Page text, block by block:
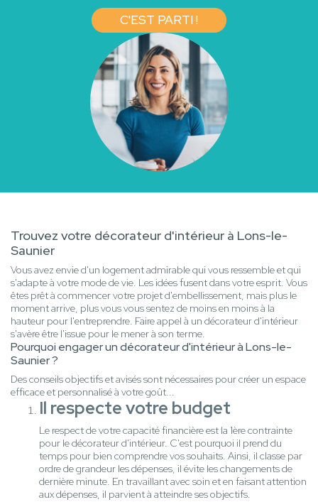
C'EST PARTI !
Trouvez votre décorateur d'intérieur à Lons-le-
Saunier
Vous avez envie d'un logement admirable qui vous ressemble et qui
s'adapte à votre mode de vie. Les idées fusent dans votre esprit. Vous
êtes prêt à commencer votre projet d'embellissement, mais plus le
moment arrive, plus vous vous sentez de moins en moins à la
hauteur pour l'entreprendre. Faire appel à un décorateur d'intérieur
s'avère être l'issue pour le mener à son terme.
Pourquoi engager un décorateur d'intérieur à Lons-le-
Saunier ?
Des conseils objectifs et avisés sont nécessaires pour créer un espace
efficace et personnalisé à votre goût...
Il respecte votre budget
Le respect de votre capacité financière est la 1ère contrainte
pour le décorateur d'intérieur. C'est pourquoi il prend du
temps pour bien comprendre vos souhaits. Ainsi, il classe par
ordre de grandeur les dépenses, il évite les changements de
dernière minute. En travaillant avec soin et en faisant attention
aux dépenses, il parvient à atteindre ses objectifs.